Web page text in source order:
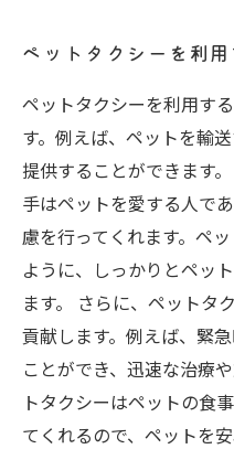
ペットタクシーを利
ペットタクシーを利用す
す。例えば、ペットを輸
提供することができます
手はペットを愛する人で
慮を行ってくれます。ペ
ように、しっかりとペッ
ます。 さらに、ペットタ
貢献します。例えば、緊
ことができ、迅速な治療
トタクシーはペットの食
てくれるので、ペットを